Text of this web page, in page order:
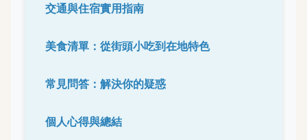
交通與住宿實用指南
美食清單：從街頭小吃到在地特色
常見問答：解決你的疑惑
個人心得與總結